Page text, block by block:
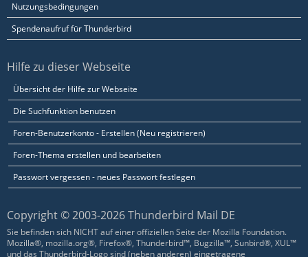
Nutzungsbedingungen
Spendenaufruf für Thunderbird
Hilfe zu dieser Webseite
Übersicht der Hilfe zur Webseite
Die Suchfunktion benutzen
Foren-Benutzerkonto - Erstellen (Neu registrieren)
Foren-Thema erstellen und bearbeiten
Passwort vergessen - neues Passwort festlegen
Copyright © 2003-2026 Thunderbird Mail DE
Sie befinden sich NICHT auf einer offiziellen Seite der Mozilla Foundation.
Mozilla®, mozilla.org®, Firefox®, Thunderbird™, Bugzilla™, Sunbird®, XUL™
und das Thunderbird-Logo sind (neben anderen) eingetragene